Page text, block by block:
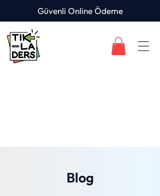
Güvenli Online Ödeme
Blog